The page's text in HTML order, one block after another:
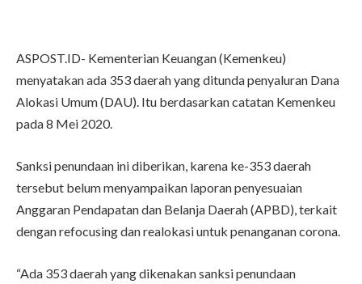
ASPOST.ID- Kementerian Keuangan (Kemenkeu)
menyatakan ada 353 daerah yang ditunda penyaluran Dana
Alokasi Umum (DAU). Itu berdasarkan catatan Kemenkeu
pada 8 Mei 2020.
Sanksi penundaan ini diberikan, karena ke-353 daerah
tersebut belum menyampaikan laporan penyesuaian
Anggaran Pendapatan dan Belanja Daerah (APBD), terkait
dengan refocusing dan realokasi untuk penanganan corona.
“Ada 353 daerah yang dikenakan sanksi penundaan